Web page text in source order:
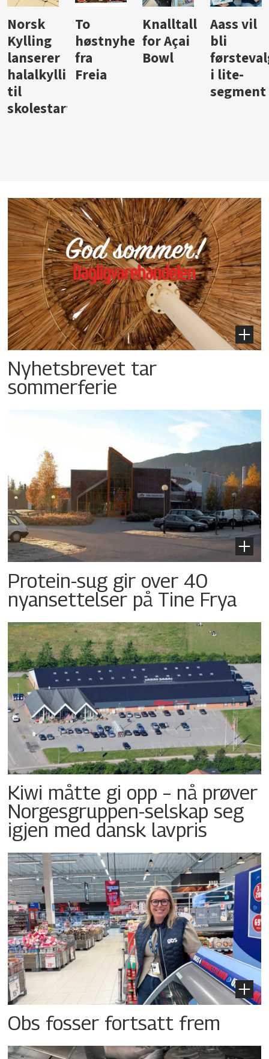
Knalltall
for Açai
Bowl
Aass vil
bli
førstevalg
i lite-
Brus og
jus fra
Berentsen
Hard
iste fra
Hansa
Nyhetsbrevet tar
sommerferie
Protein-sug gir over 40
nyansettelser på Tine Frya
Kiwi måtte gi opp – nå prøver
Norgesgruppen-selskap seg
igjen med dansk lavpris
Obs fosser fortsatt frem